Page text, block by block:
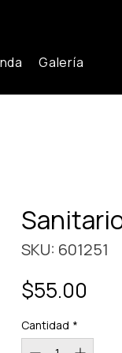
Galería
SKU: 601251
$55.00
Cantidad *